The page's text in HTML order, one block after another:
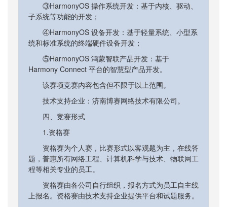
③HarmonyOS 操作系统开发：基于内核、驱动、
子系统等功能的开发；
④HarmonyOS 设备开发：基于轻量系统、小型系
统和标准系统的终端硬件设备开发；
⑤HarmonyOS 鸿蒙智联产品开发：基于
Harmony Connect 平台的智慧型产品开发。
该赛项竞赛内容包含但不限于以上范围。
技术支持企业：济南博赛网络技术有限公司。
四、竞赛形式
1.资格赛
资格赛为个人赛，比赛形式以客观题为主，在线答
题，普惠所有网络工程、计算机科学与技术、物联网工
程等相关专业的员工。
资格赛由各公司自行组织，报名方式为员工自主线
上报名。资格赛由技术支持企业提供平台和试题服务。